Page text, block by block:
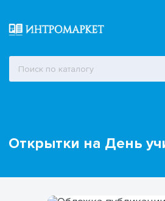
Открытки на День